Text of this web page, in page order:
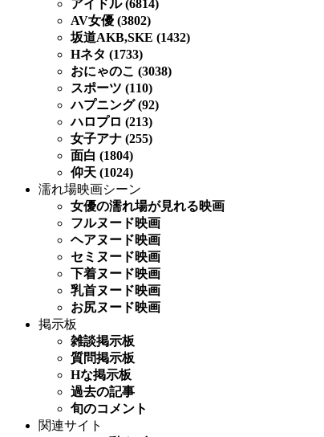
アイドル (6814)
AV女優 (3802)
坂道AKB,SKE (1432)
Hネタ (1733)
おにゃのこ (3038)
スポーツ (110)
ハプニング (92)
ハロプロ (213)
女子アナ (255)
面白 (1804)
仰天 (1024)
濡れ場映画シーン
女優の濡れ場が見れる映画
フルヌード映画
ヘアヌード映画
セミヌード映画
下着ヌード映画
乳首ヌード映画
お尻ヌード映画
掲示板
雑談掲示板
質問掲示板
Hな掲示板
過去の記事
旬のコメント
関連サイト